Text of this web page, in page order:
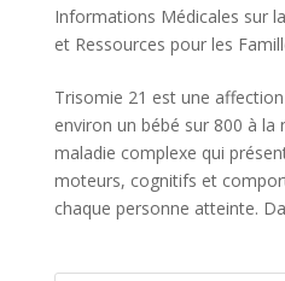
Informations Médicales sur
et Ressources pour les
Trisomie 21 est une
environ un bébé sur 800 à la
maladie complexe qui
moteurs, cognitifs et
chaque personne atteinte.